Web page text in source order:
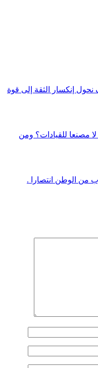
نحول إنكسار الثقة إلى قوة
مصنعا للقيادات؟ ومن
من الوطن انتصارا .